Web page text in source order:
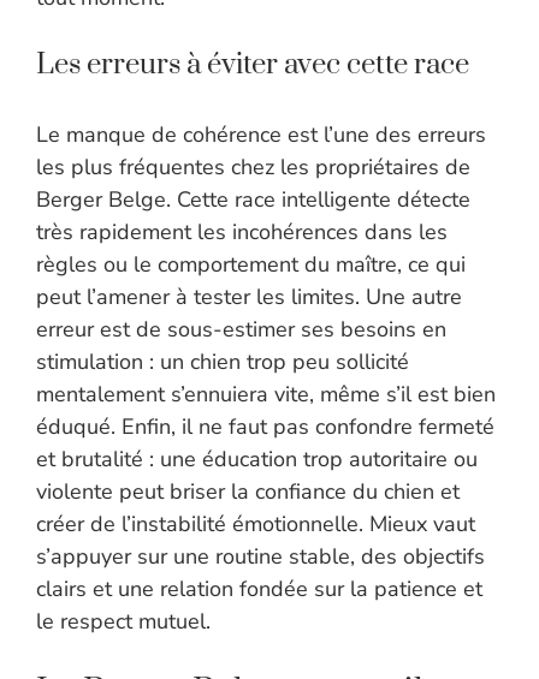
Les erreurs à éviter avec cette race
Le manque de cohérence est l’une des erreurs
les plus fréquentes chez les propriétaires de
Berger Belge. Cette race intelligente détecte
très rapidement les incohérences dans les
règles ou le comportement du maître, ce qui
peut l’amener à tester les limites. Une autre
erreur est de sous-estimer ses besoins en
stimulation : un chien trop peu sollicité
mentalement s’ennuiera vite, même s’il est bien
éduqué. Enfin, il ne faut pas confondre fermeté
et brutalité : une éducation trop autoritaire ou
violente peut briser la confiance du chien et
créer de l’instabilité émotionnelle. Mieux vaut
s’appuyer sur une routine stable, des objectifs
clairs et une relation fondée sur la patience et
le respect mutuel.